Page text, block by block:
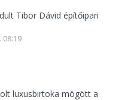
Tibor Dávid építőipari
08:19
luxusbirtoka mögött a